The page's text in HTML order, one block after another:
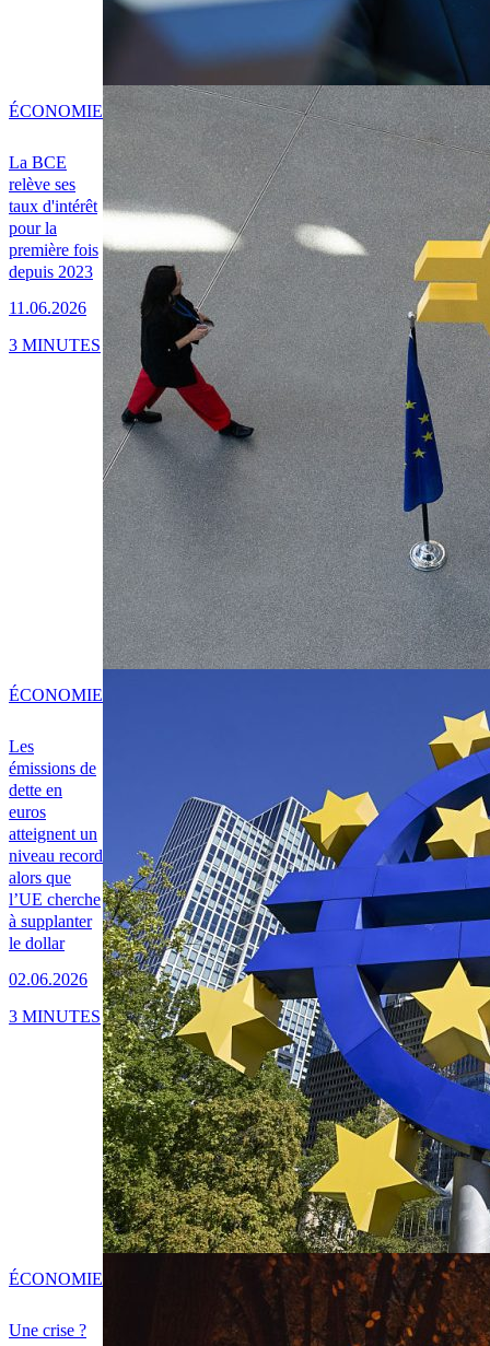
La BCE
relève ses
taux d'intérêt
pour la
première fois
depuis 2023
11.06.2026
ÉCONOMIE
3 MINUTES
Les
émissions de
dette en
euros
atteignent un
niveau record
alors que
l’UE cherche
à supplanter
le dollar
02.06.2026
ÉCONOMIE
3 MINUTES
Une crise ?
ÉCONOMIE